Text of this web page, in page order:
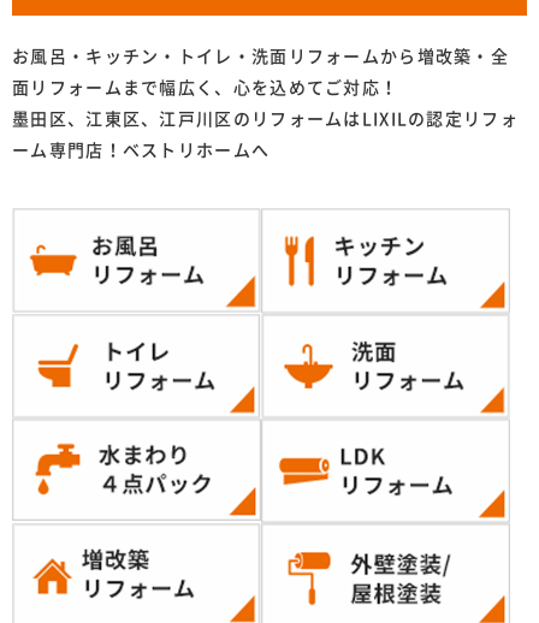
お風呂・キッチン・トイレ・洗面リフォームから増改築・全
面リフォームまで幅広く、心を込めてご対応！
墨田区、江東区、江戸川区のリフォームはLIXILの認定リフォ
ーム専門店！ベストリホームへ